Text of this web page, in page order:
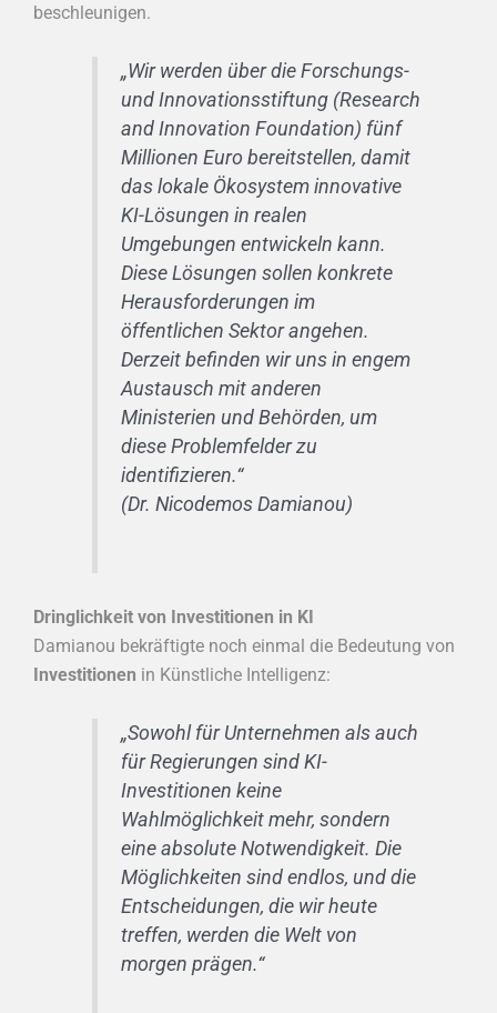
beschleunigen.
„Wir werden über die Forschungs-
und Innovationsstiftung (Research
and Innovation Foundation) fünf
Millionen Euro bereitstellen, damit
das lokale Ökosystem innovative
KI-Lösungen in realen
Umgebungen entwickeln kann.
Diese Lösungen sollen konkrete
Herausforderungen im
öffentlichen Sektor angehen.
Derzeit befinden wir uns in engem
Austausch mit anderen
Ministerien und Behörden, um
diese Problemfelder zu
identifizieren.“
(Dr. Nicodemos Damianou)
Dringlichkeit von Investitionen in KI
Damianou bekräftigte noch einmal die Bedeutung von
Investitionen in Künstliche Intelligenz:
„Sowohl für Unternehmen als auch
für Regierungen sind KI-
Investitionen keine
Wahlmöglichkeit mehr, sondern
eine absolute Notwendigkeit. Die
Möglichkeiten sind endlos, und die
Entscheidungen, die wir heute
treffen, werden die Welt von
morgen prägen.“